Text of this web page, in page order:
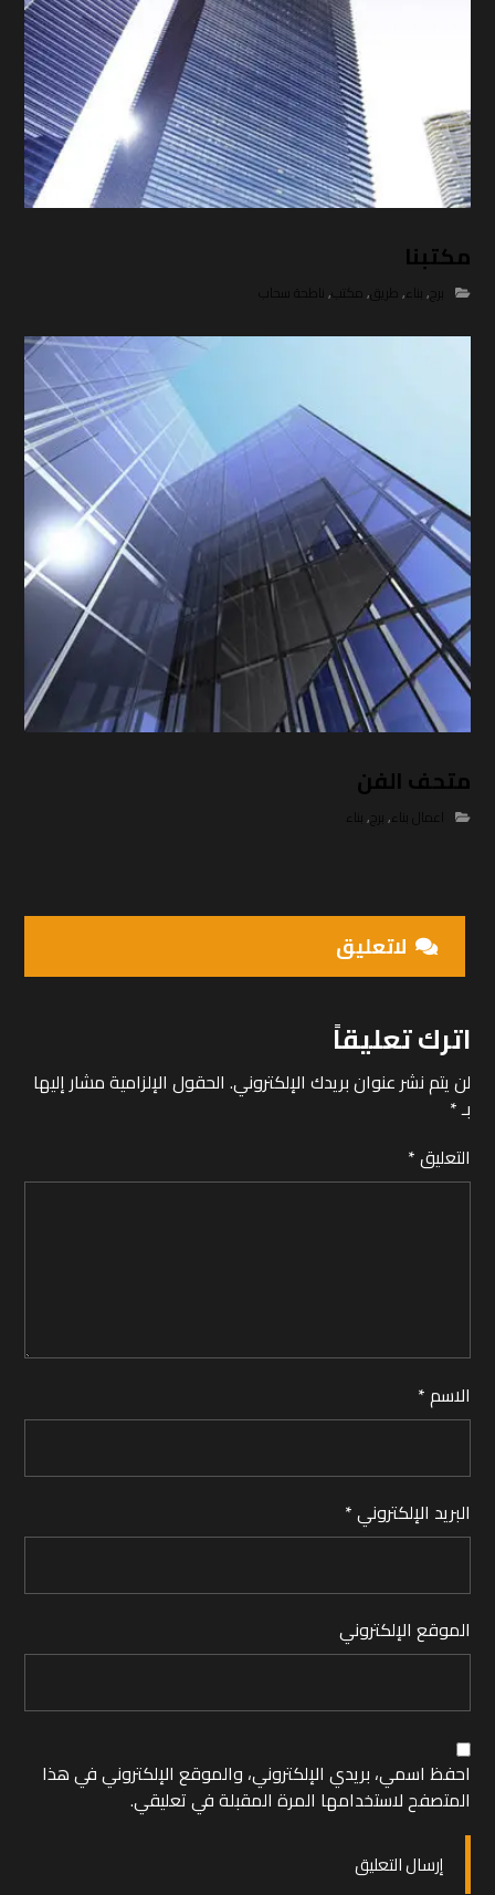
مكتبنا
,
,
,
,
متحف الفن
,
,
لاتعلیق
اترك تعليقاً
لن يتم نشر عنوان بريدك الإلكتروني. الحقول الإلزامية مشار إليها
بـ*
التعليق*
الاسم*
البريد الإلكتروني*
الموقع الإلكتروني
احفظ اسمي، بريدي الإلكتروني، والموقع الإلكتروني في هذا
المتصفح لاستخدامها المرة المقبلة في تعليقي.
إرسال التعليق